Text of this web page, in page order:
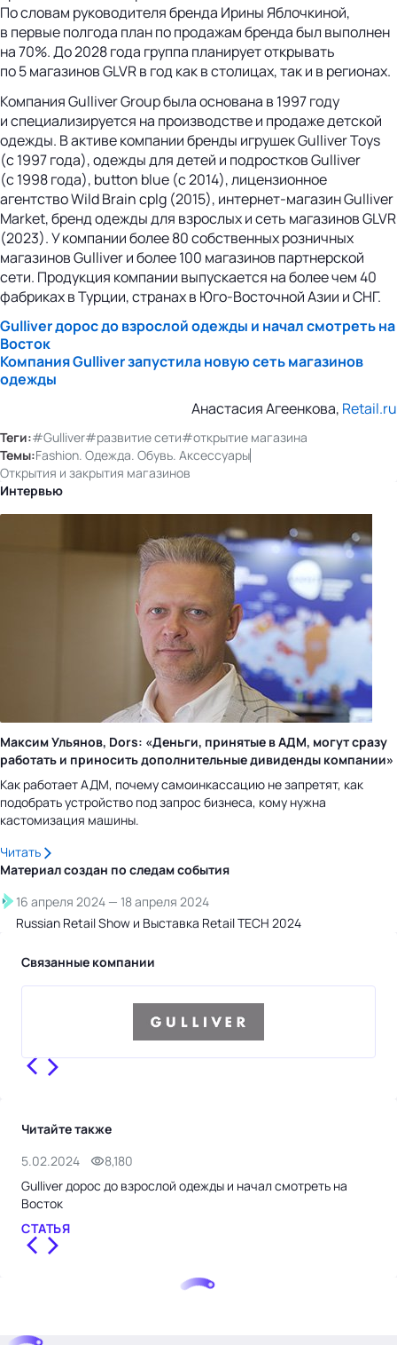
По словам руководителя бренда Ирины Яблочкиной,
в первые полгода план по продажам бренда был выполнен
на 70%. До 2028 года группа планирует открывать
по 5 магазинов GLVR в год как в столицах, так и в регионах.
Компания Gulliver Group была основана в 1997 году
и специализируется на производстве и продаже детской
одежды. В активе компании бренды игрушек Gulliver Toys
(с 1997 года), одежды для детей и подростков Gulliver
(с 1998 года), button blue (с 2014), лицензионное
агентство Wild Brain cplg (2015), интернет-магазин Gulliver
Market, бренд одежды для взрослых и сеть магазинов GLVR
(2023). У компании более 80 собственных розничных
магазинов Gulliver и более 100 магазинов партнерской
сети. Продукция компании выпускается на более чем 40
фабриках в Турции, странах в Юго-Восточной Азии и СНГ.
Gulliver дорос до взрослой одежды и начал смотреть на
Восток
Компания Gulliver запустила новую сеть магазинов
одежды
Анастасия Агеенкова, Retail.ru
Теги:#Gulliver#развитие сети#открытие магазина
Темы:Fashion. Одежда. Обувь. Аксессуары
Открытия и закрытия магазинов
Интервью
Максим Ульянов, Dors: «Деньги, принятые в АДМ, могут сразу
работать и приносить дополнительные дивиденды компании»
Как работает АДМ, почему самоинкассацию не запретят, как
подобрать устройство под запрос бизнеса, кому нужна
кастомизация машины.
Читать
Материал создан по следамсобытия
16 апреля 2024 — 18 апреля 2024
Russian Retail Show и Выставка Retail TECH 2024
Связанные компании
Читайте также
5.02.2024
8,180
Gulliver дорос до взрослой одежды и начал смотреть на
Восток
СТАТЬЯ